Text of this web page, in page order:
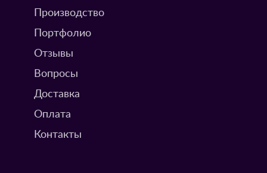
Производство
Портфолио
Отзывы
Вопросы
Доставка
Оплата
Контакты